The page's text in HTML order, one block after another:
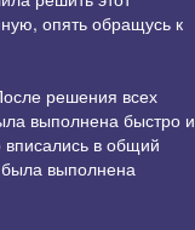
опять обращусь к
решения всех
выполнена быстро и
в общий
выполнена